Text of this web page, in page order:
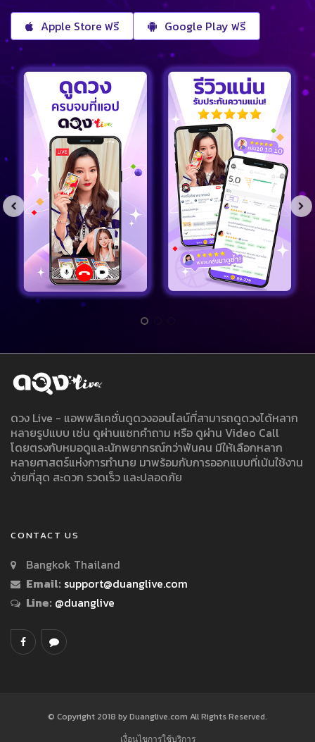
Apple Store ฟรี Google Play ฟรี
ดวง Live - แอพพลิเคชั่นดูดวงออนไลน์ที่สามารถดูดวงได้หลาก
หลายรูปแบบ เช่น ดูผ่านแชทคำถาม หรือ ดูผ่าน Video Call
โดยตรงกับหมอดูและนักพยากรณ์กว่าพันคน มีให้เลือกหลาก
หลายศาสตร์แห่งการทำนาย มาพร้อมกับการออกแบบที่เน้นใช้งาน
ง่ายที่สุด สะดวก รวดเร็ว และปลอดภัย
CONTACT US
Bangkok Thailand
Email: support@duanglive.com
Line: @duanglive
© Copyright 2018 by Duanglive.com All Rights Reserved.
เงื่อนไขการใช้บริการ